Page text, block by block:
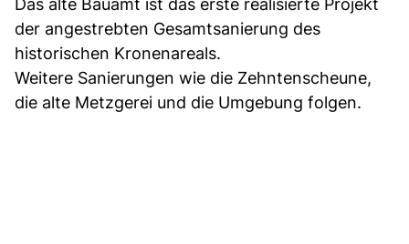
Das alte Bauamt ist das erste realisierte Projekt
der angestrebten Gesamtsanierung des
historischen Kronenareals.
Weitere Sanierungen wie die Zehntenscheune,
die alte Metzgerei und die Umgebung folgen.